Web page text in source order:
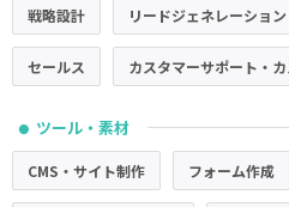
戦略設計 リードジェネレーション
セールス カスタマーサポート・
● ツール・素材
CMS・サイト制作 フォーム作成